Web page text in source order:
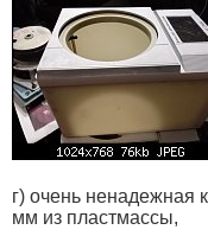
г) очень ненадежная
мм из пластмассы,